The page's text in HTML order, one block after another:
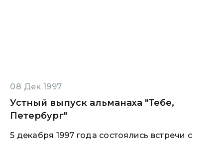
08 Дек 1997
Устный выпуск альманаха "Тебе,
Петербург"
5 декабря 1997 года состоялись встречи с